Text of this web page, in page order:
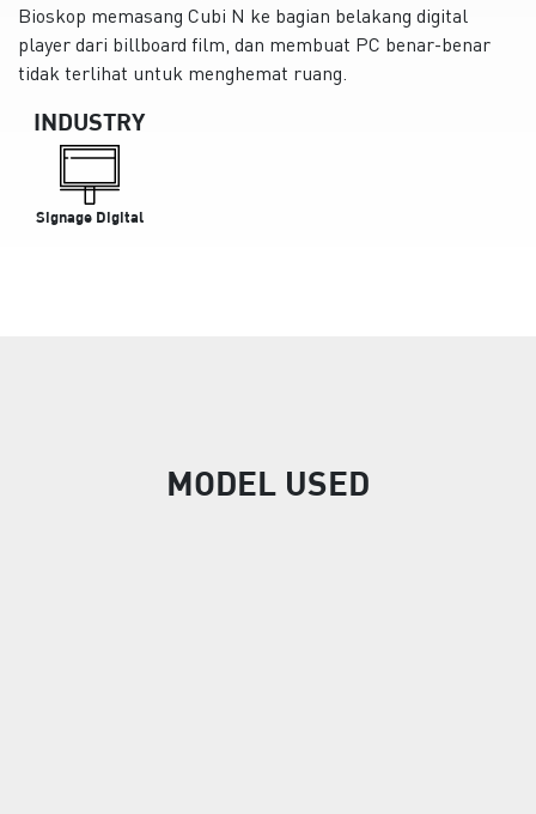
Bioskop memasang Cubi N ke bagian belakang digital
player dari billboard film, dan membuat PC benar-benar
tidak terlihat untuk menghemat ruang.
INDUSTRY
Signage Digital
MODEL USED